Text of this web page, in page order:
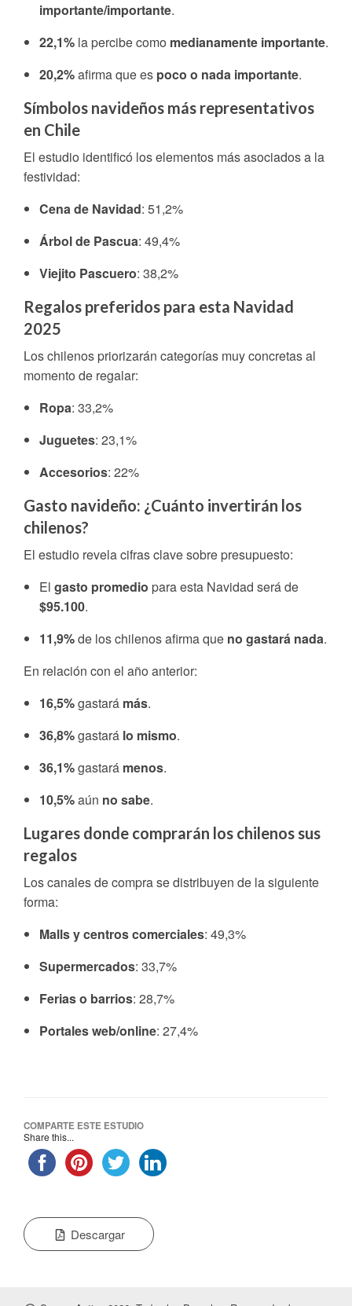
importante/importante.
22,1% la percibe como medianamente importante.
20,2%afirma que es poco o nada importante.
Símbolos navideños más representativos
en Chile
El estudio identificó los elementos más asociados a la
festividad:
Cena de Navidad: 51,2%
Árbol de Pascua: 49,4%
Viejito Pascuero: 38,2%
Regalos preferidos para esta Navidad
2025
Los chilenos priorizarán categorías muy concretas al
momento de regalar:
Ropa: 33,2%
Juguetes: 23,1%
Accesorios: 22%
Gasto navideño: ¿Cuánto invertirán los
chilenos?
El estudio revela cifras clave sobre presupuesto:
El gasto promedio para esta Navidad será de
$95.100.
11,9%de los chilenos afirma que no gastará nada.
En relación con el año anterior:
16,5%gastará más.
36,8%gastará lo mismo.
36,1%gastará menos.
10,5%aún no sabe.
Lugares donde comprarán los chilenos sus
regalos
Los canales de compra se distribuyen de la siguiente
forma:
Malls y centros comerciales: 49,3%
Supermercados: 33,7%
Ferias o barrios: 28,7%
Portales web/online: 27,4%
COMPARTE ESTE ESTUDIO
Share this...
Descargar